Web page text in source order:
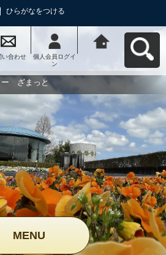
ひらがなをつける
い合わせ
個人会員ログイ
ン
ー ざまっとへ
ー ざまっと
MENU